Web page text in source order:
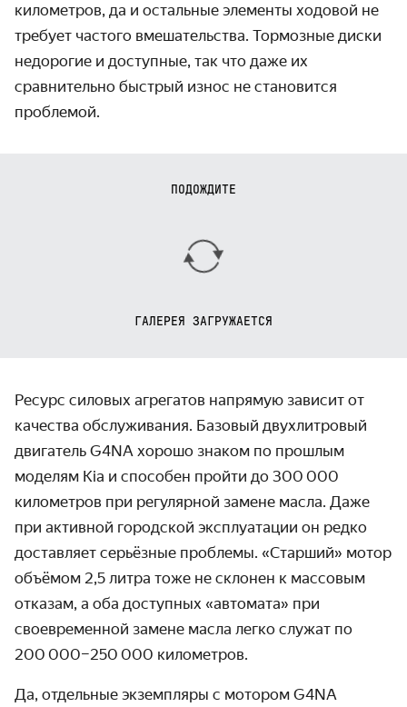
километров, да и остальные элементы ходовой не
требует частого вмешательства. Тормозные диски
недорогие и доступные, так что даже их
сравнительно быстрый износ не становится
проблемой.
ПОДОЖДИТЕ
ГАЛЕРЕЯ ЗАГРУЖАЕТСЯ
Ресурс силовых агрегатов напрямую зависит от
качества обслуживания. Базовый двухлитровый
двигатель G4NA хорошо знаком по прошлым
моделям Kia и способен пройти до 300 000
километров при регулярной замене масла. Даже
при активной городской эксплуатации он редко
доставляет серьёзные проблемы. «Старший» мотор
объёмом 2,5 литра тоже не склонен к массовым
отказам, а оба доступных «автомата» при
своевременной замене масла легко служат по
200 000–250 000 километров.
Да, отдельные экземпляры с мотором G4NA